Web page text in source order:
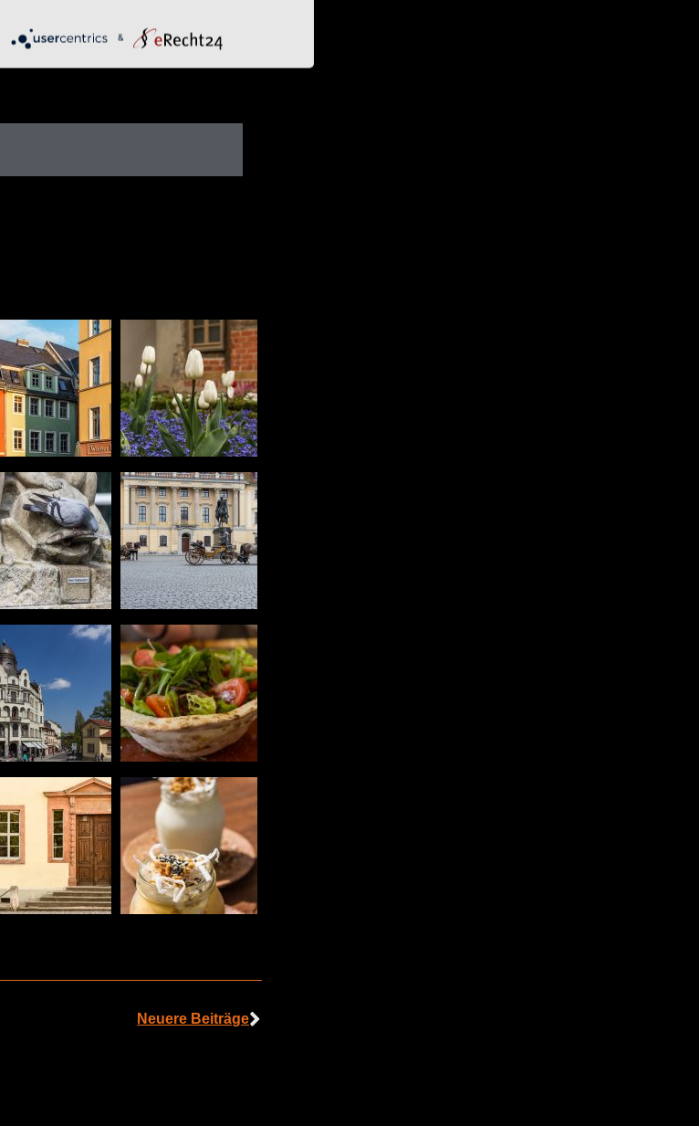
Neuere Beiträge
&